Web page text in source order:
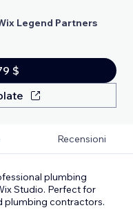
Legend Partners
$
Recensioni
plumbing
Studio. Perfect for
plumbing contractors.